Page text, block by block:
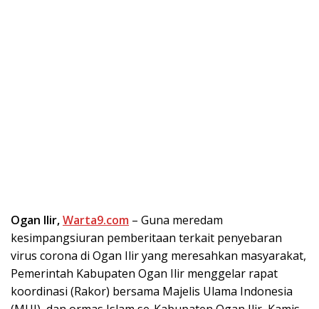
Ogan Ilir,Warta9.com – Guna meredam
kesimpangsiuran pemberitaan terkait penyebaran
virus corona di Ogan Ilir yang meresahkan masyarakat,
Pemerintah Kabupaten Ogan Ilir menggelar rapat
koordinasi (Rakor) bersama Majelis Ulama Indonesia